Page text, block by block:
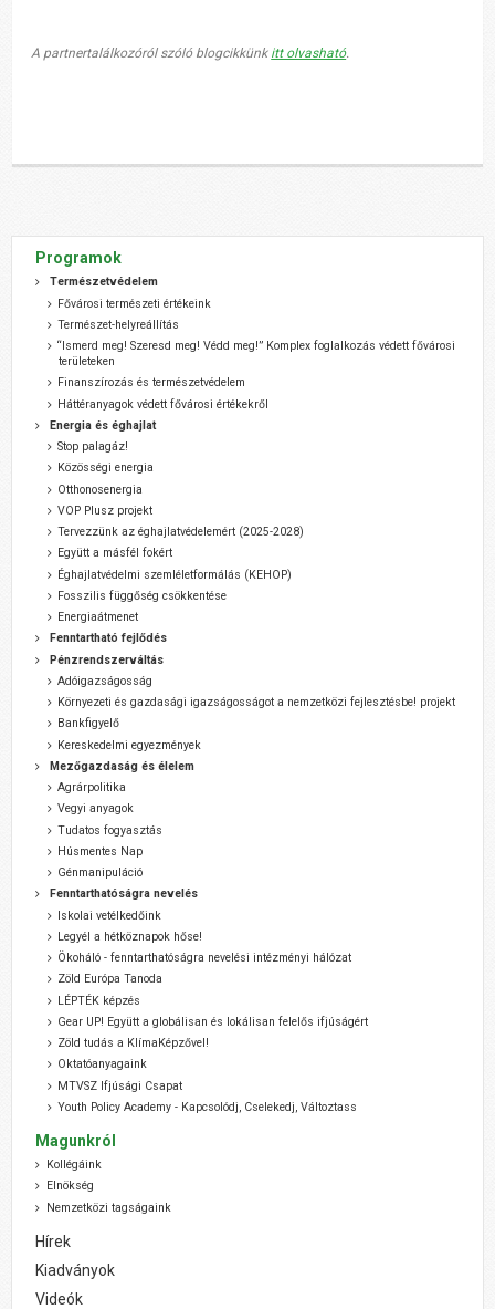
A partnertalálkozóról szóló blogcikkünk itt olvasható.
Programok
Természetvédelem
Fővárosi természeti értékeink
Természet-helyreállítás
“Ismerd meg! Szeresd meg! Védd meg!” Komplex foglalkozás védett fővárosi
területeken
Finanszírozás és természetvédelem
Háttéranyagok védett fővárosi értékekről
Energia és éghajlat
Stop palagáz!
Közösségi energia
Otthonosenergia
VOP Plusz projekt
Tervezzünk az éghajlatvédelemért (2025-2028)
Együtt a másfél fokért
Éghajlatvédelmi szemléletformálás (KEHOP)
Fosszilis függőség csökkentése
Energiaátmenet
Fenntartható fejlődés
Pénzrendszerváltás
Adóigazságosság
Környezeti és gazdasági igazságosságot a nemzetközi fejlesztésbe! projekt
Bankfigyelő
Kereskedelmi egyezmények
Mezőgazdaság és élelem
Agrárpolitika
Vegyi anyagok
Tudatos fogyasztás
Húsmentes Nap
Génmanipuláció
Fenntarthatóságra nevelés
Iskolai vetélkedőink
Legyél a hétköznapok hőse!
Ökoháló - fenntarthatóságra nevelési intézményi hálózat
Zöld Európa Tanoda
LÉPTÉK képzés
Gear UP! Együtt a globálisan és lokálisan felelős ifjúságért
Zöld tudás a KlímaKépzővel!
Oktatóanyagaink
MTVSZ Ifjúsági Csapat
Youth Policy Academy - Kapcsolódj, Cselekedj, Változtass
Magunkról
Kollégáink
Elnökség
Nemzetközi tagságaink
Hírek
Kiadványok
Videók